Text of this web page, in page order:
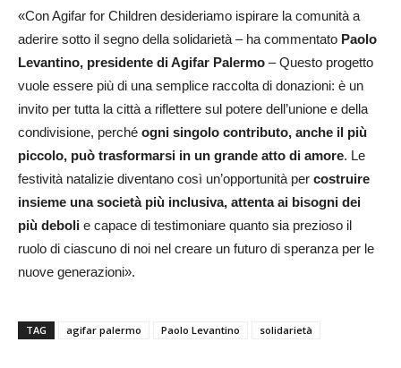
«Con Agifar for Children desideriamo ispirare la comunità a
aderire sotto il segno della solidarietà – ha commentato Paolo
Levantino, presidente di Agifar Palermo – Questo progetto
vuole essere più di una semplice raccolta di donazioni: è un
invito per tutta la città a riflettere sul potere dell’unione e della
condivisione, perché ogni singolo contributo, anche il più
piccolo, può trasformarsi in un grande atto di amore. Le
festività natalizie diventano così un’opportunità per costruire
insieme una società più inclusiva, attenta ai bisogni dei
più deboli e capace di testimoniare quanto sia prezioso il
ruolo di ciascuno di noi nel creare un futuro di speranza per le
nuove generazioni».
TAG agifar palermo Paolo Levantino solidarietà